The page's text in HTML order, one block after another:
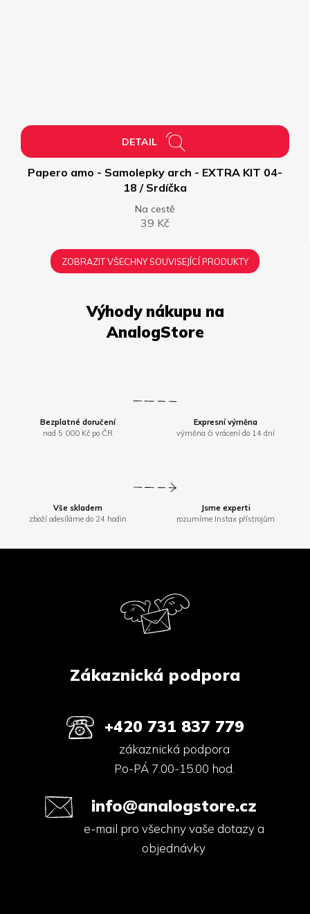
Bezplatné doručení
nad 5 000 Kč po ČR
Expresní výměna
výměna či vrácení do 14 dní
Vše skladem
zboží odesíláme do 24 hodin
Jsme experti
rozumíme Instax přístrojům
Papero amo - Samolepky arch - EXTRA KIT 04-
18 / Srdíčka
Na cestě
39 Kč
DETAIL
ZOBRAZIT VŠECHNY SOUVISEJÍCÍ PRODUKTY
Zákaznická podpora
+420 731 837 779
zákaznická podpora
Po-PÁ 7.00-15.00 hod.
info@analogstore.cz
e-mail pro všechny vaše dotazy a
objednávky